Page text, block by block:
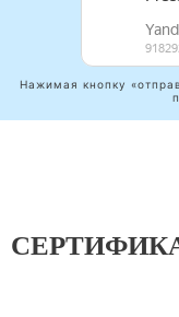
Нажимая кнопку